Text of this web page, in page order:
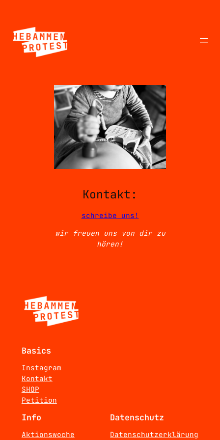
springen
Kontakt:
schreibe uns!
wir freuen uns von dir zu
hören!
Basics
Instagram
Kontakt
SHOP
Petition
Info
Aktionswoche
Datenschutz
Datenschutzerklärung